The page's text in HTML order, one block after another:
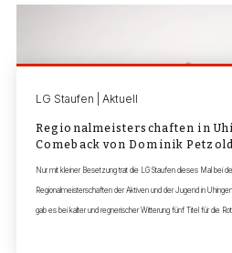
LG Staufen | Aktuell
Regionalmeisterschaften in
Comeback von Dominik Petzold
Nur mit kleiner Besetzung trat die LG Staufen dieses Mal bei
Regionalmeisterschaften der Aktiven und der Jugend in
gab es bei kalter und regnerischer Witterung fünf Titel für die